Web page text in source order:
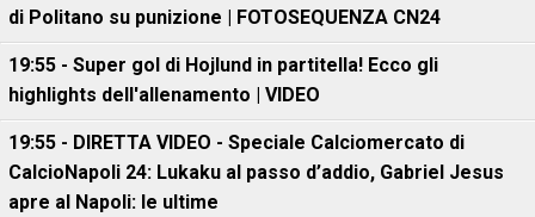
di Politano su punizione | FOTOSEQUENZA CN24
19:55 - Super gol di Hojlund in partitella! Ecco gli
highlights dell'allenamento | VIDEO
19:55 - DIRETTA VIDEO - Speciale Calciomercato di
CalcioNapoli 24: Lukaku al passo d’addio, Gabriel Jesus
apre al Napoli: le ultime